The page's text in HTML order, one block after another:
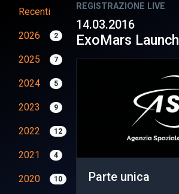
Recenti
2026 2
2025 7
2024 5
2023 9
2022 12
2021 4
2020 10
REGISTRAZIONE LIVE
14.03.2016
ExoMars Launch
Parte unica